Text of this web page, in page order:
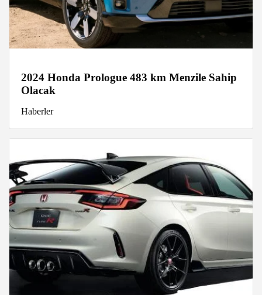
2024 Honda Prologue 483 km Menzile Sahip
Olacak
Haberler